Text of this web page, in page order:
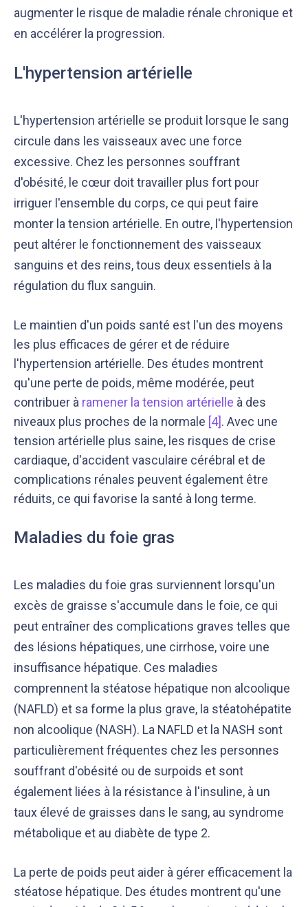
augmenter le risque de maladie rénale chronique et
en accélérer la progression.
L'hypertension artérielle
L'hypertension artérielle se produit lorsque le sang
circule dans les vaisseaux avec une force
excessive. Chez les personnes souffrant
d'obésité, le cœur doit travailler plus fort pour
irriguer l'ensemble du corps, ce qui peut faire
monter la tension artérielle. En outre, l'hypertension
peut altérer le fonctionnement des vaisseaux
sanguins et des reins, tous deux essentiels à la
régulation du flux sanguin.
Le maintien d'un poids santé est l'un des moyens
les plus efficaces de gérer et de réduire
l'hypertension artérielle. Des études montrent
qu'une perte de poids, même modérée, peut
contribuer à ramener la tension artérielle à des
niveaux plus proches de la normale [4]. Avec une
tension artérielle plus saine, les risques de crise
cardiaque, d'accident vasculaire cérébral et de
complications rénales peuvent également être
réduits, ce qui favorise la santé à long terme.
Maladies du foie gras
Les maladies du foie gras surviennent lorsqu'un
excès de graisse s'accumule dans le foie, ce qui
peut entraîner des complications graves telles que
des lésions hépatiques, une cirrhose, voire une
insuffisance hépatique. Ces maladies
comprennent la stéatose hépatique non alcoolique
(NAFLD) et sa forme la plus grave, la stéatohépatite
non alcoolique (NASH). La NAFLD et la NASH sont
particulièrement fréquentes chez les personnes
souffrant d'obésité ou de surpoids et sont
également liées à la résistance à l'insuline, à un
taux élevé de graisses dans le sang, au syndrome
métabolique et au diabète de type 2.
La perte de poids peut aider à gérer efficacement la
stéatose hépatique. Des études montrent qu'une